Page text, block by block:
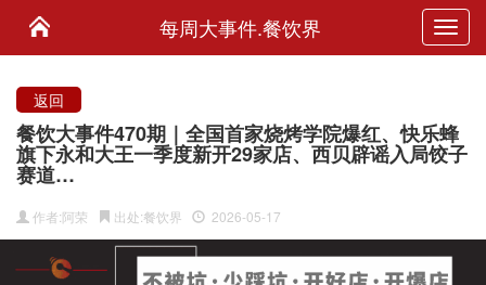
每周大事件.餐饮界
返回
餐饮大事件470期｜全国首家烧烤学院爆红、快乐蜂
旗下永和大王一季度新开29家店、西贝辟谣入局饺子
赛道…
作者:阿荣 出处:餐饮界 2026-05-17